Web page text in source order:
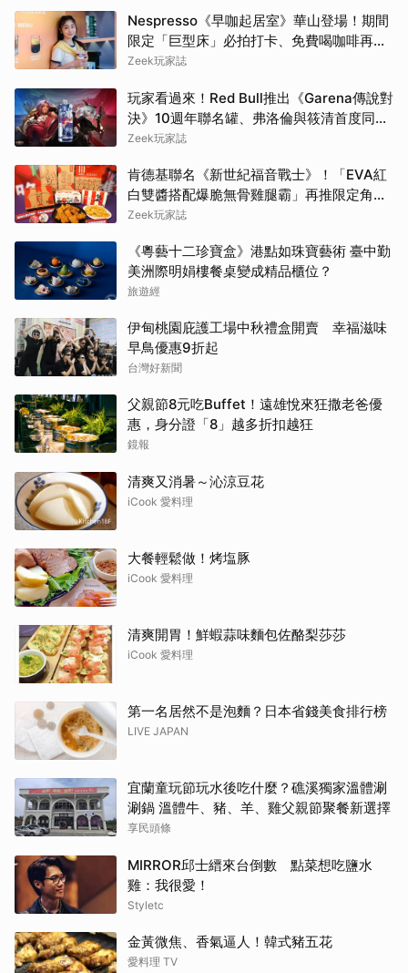
Nespresso《早咖起居室》華山登場！期間
限定「巨型床」必拍打卡、免費喝咖啡再拿
好禮
Zeek玩家誌
玩家看過來！Red Bull推出《Garena傳說對
決》10週年聯名罐、弗洛倫與筱清首度同框
必收藏
Zeek玩家誌
肯德基聯名《新世紀福音戰士》！「EVA紅
白雙醬搭配爆脆無骨雞腿霸」再推限定角色
卡、周邊必搶收
Zeek玩家誌
《粵藝十二珍寶盒》港點如珠寶藝術 臺中勤
美洲際明娟樓餐桌變成精品櫃位？
旅遊經
伊甸桃園庇護工場中秋禮盒開賣 幸福滋味
早鳥優惠9折起
台灣好新聞
父親節8元吃Buffet！遠雄悅來狂撒老爸優
惠，身分證「8」越多折扣越狂
鏡報
清爽又消暑～沁涼豆花
iCook 愛料理
大餐輕鬆做！烤塩豚
iCook 愛料理
清爽開胃！鮮蝦蒜味麵包佐酪梨莎莎
iCook 愛料理
第一名居然不是泡麵？日本省錢美食排行榜
LIVE JAPAN
宜蘭童玩節玩水後吃什麼？礁溪獨家溫體涮
涮鍋 溫體牛、豬、羊、雞父親節聚餐新選擇
享民頭條
MIRROR邱士縉來台倒數 點菜想吃鹽水
雞：我很愛！
Styletc
金黃微焦、香氣逼人！韓式豬五花
愛料理 TV